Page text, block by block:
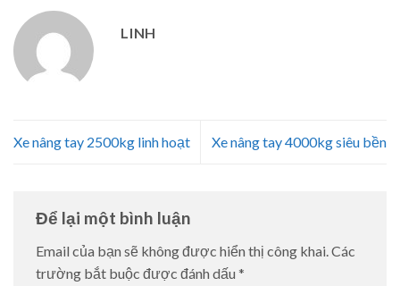
LINH
Xe nâng tay 2500kg linh hoạt Xe nâng tay 4000kg siêu bền
Để lại một bình luận
Email của bạn sẽ không được hiển thị công khai.Các
trường bắt buộc được đánh dấu *